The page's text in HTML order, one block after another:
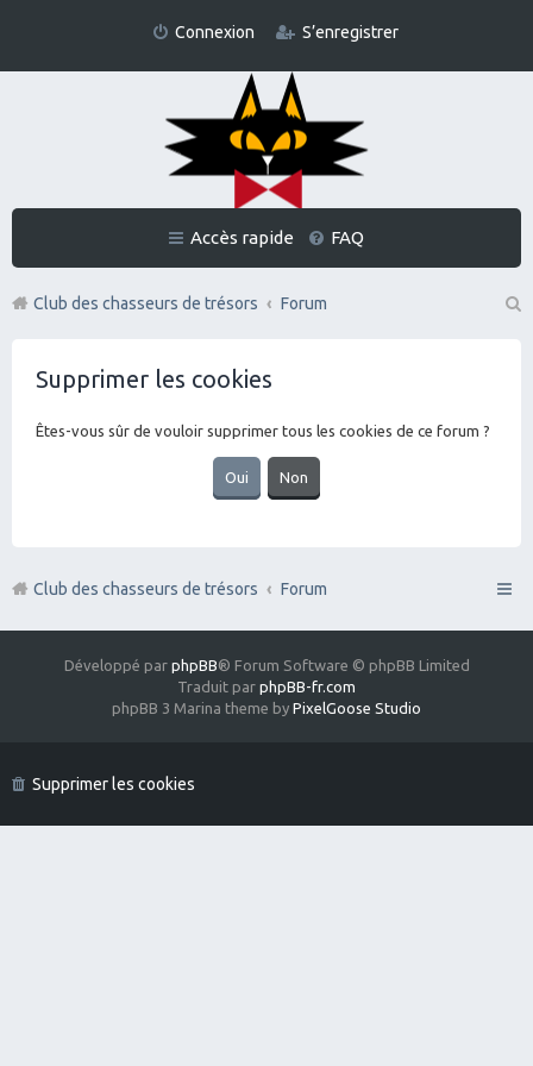
Connexion S’enregistrer
Accès rapide FAQ
Club des chasseurs de trésors
Forum
Supprimer les cookies
Êtes-vous sûr de vouloir supprimer tous les cookies de ce forum ?
Club des chasseurs de trésors Forum
Développé par phpBB® Forum Software © phpBB Limited
Traduit par phpBB-fr.com
phpBB 3 Marina theme by PixelGoose Studio
Supprimer les cookies